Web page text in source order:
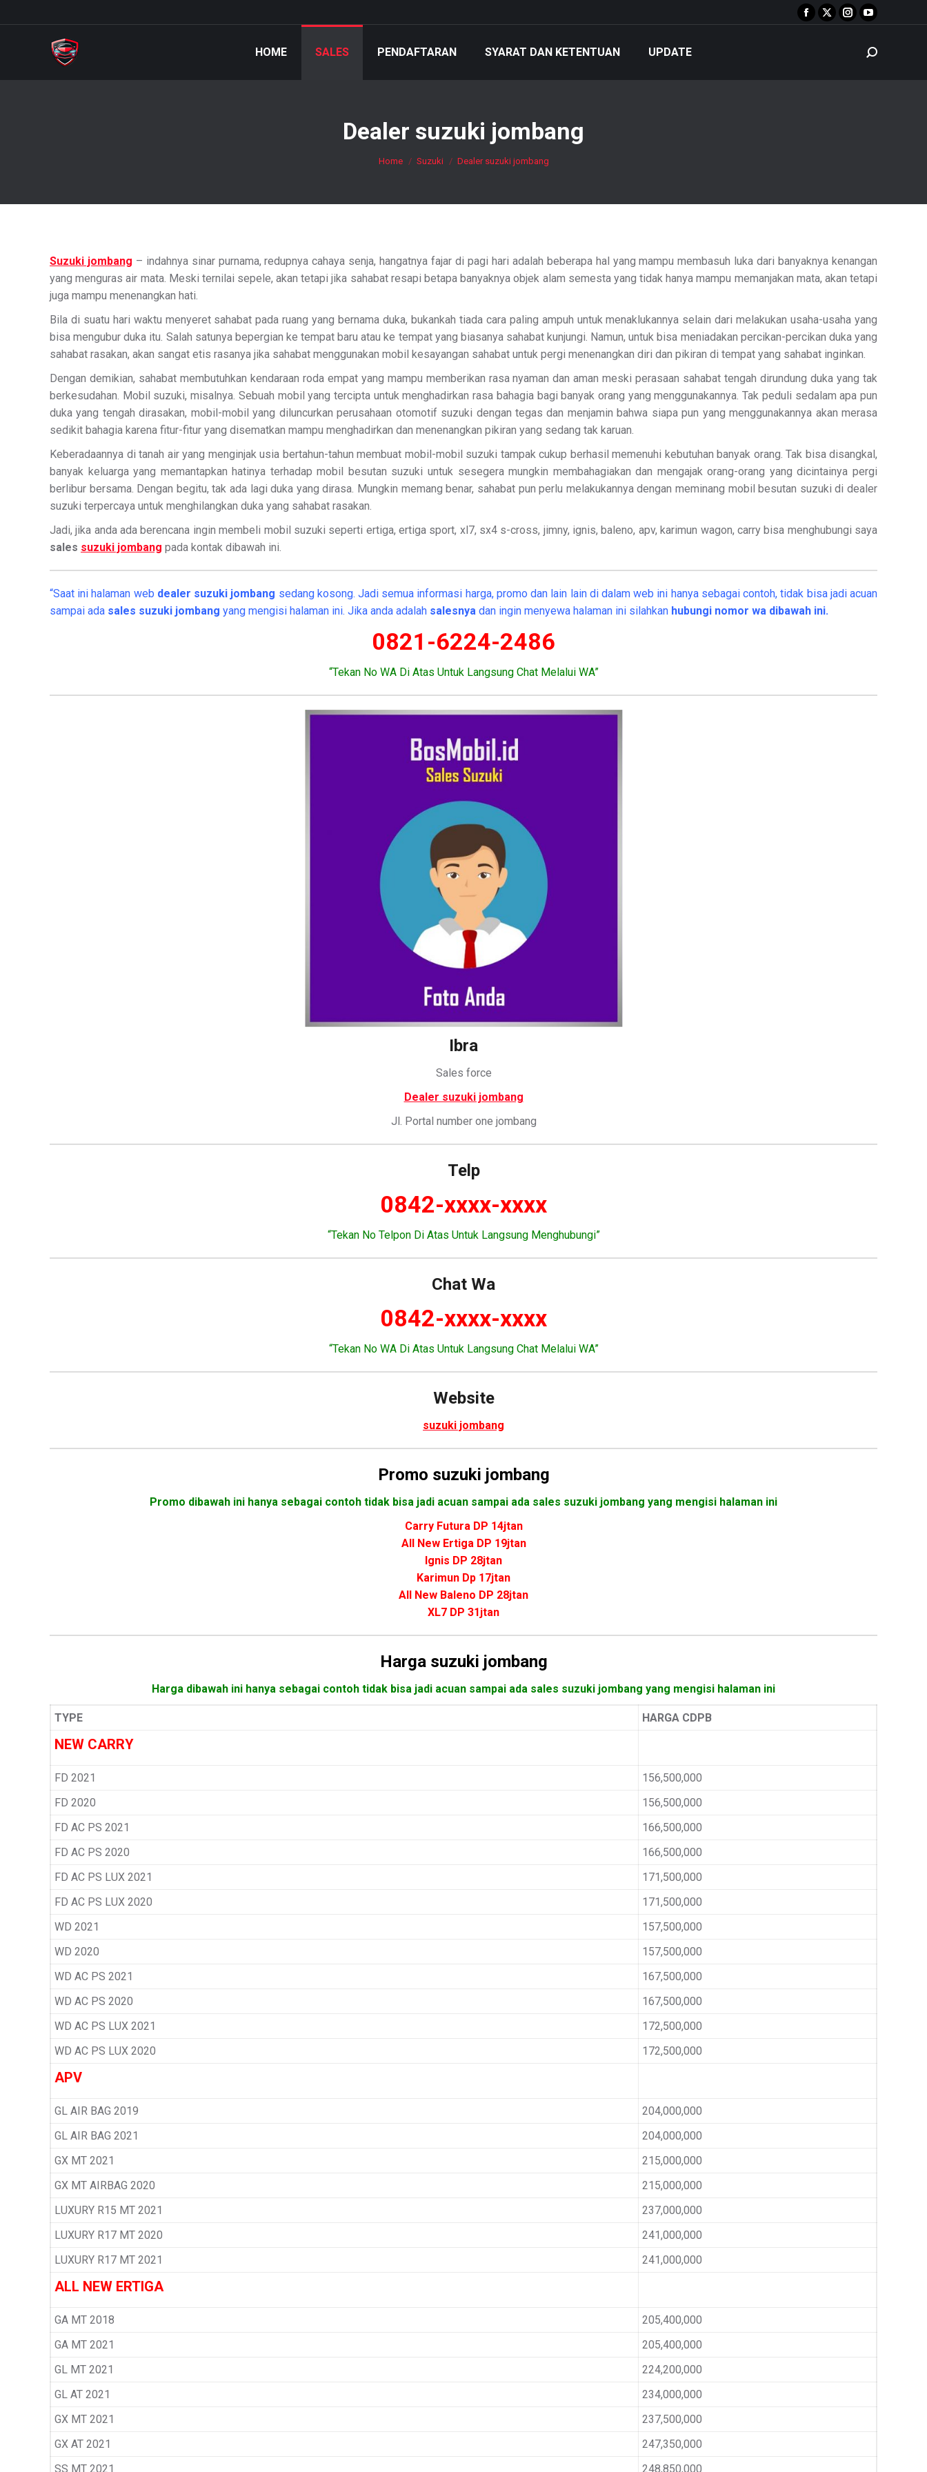
Facebook
X
Instagram
opens
YouTube
opens
HOME SALES PENDAFTARAN SYARAT DAN KETENTUAN UPDATE Search:
Dealer suzuki jombang
You are here:
Home Suzuki Dealer suzuki jombang
Suzuki jombang – indahnya sinar purnama, redupnya cahaya senja, hangatnya fajar di pagi hari adalah beberapa hal yang mampu membasuh luka dari banyaknya kenangan
yang menguras air mata. Meski ternilai sepele, akan tetapi jika sahabat resapi betapa banyaknya objek alam semesta yang tidak hanya mampu memanjakan mata, akan tetapi
juga mampu menenangkan hati.
Bila di suatu hari waktu menyeret sahabat pada ruang yang bernama duka, bukankah tiada cara paling ampuh untuk menaklukannya selain dari melakukan usaha-usaha yang
bisa mengubur duka itu. Salah satunya bepergian ke tempat baru atau ke tempat yang biasanya sahabat kunjungi. Namun, untuk bisa meniadakan percikan-percikan duka yang
sahabat rasakan, akan sangat etis rasanya jika sahabat menggunakan mobil kesayangan sahabat untuk pergi menenangkan diri dan pikiran di tempat yang sahabat inginkan.
Dengan demikian, sahabat membutuhkan kendaraan roda empat yang mampu memberikan rasa nyaman dan aman meski perasaan sahabat tengah dirundung duka yang tak
berkesudahan. Mobil suzuki, misalnya. Sebuah mobil yang tercipta untuk menghadirkan rasa bahagia bagi banyak orang yang menggunakannya. Tak peduli sedalam apa pun
duka yang tengah dirasakan, mobil-mobil yang diluncurkan perusahaan otomotif suzuki dengan tegas dan menjamin bahwa siapa pun yang menggunakannya akan merasa
sedikit bahagia karena fitur-fitur yang disematkan mampu menghadirkan dan menenangkan pikiran yang sedang tak karuan.
Keberadaannya di tanah air yang menginjak usia bertahun-tahun membuat mobil-mobil suzuki tampak cukup berhasil memenuhi kebutuhan banyak orang. Tak bisa disangkal,
banyak keluarga yang memantapkan hatinya terhadap mobil besutan suzuki untuk sesegera mungkin membahagiakan dan mengajak orang-orang yang dicintainya pergi
berlibur bersama. Dengan begitu, tak ada lagi duka yang dirasa. Mungkin memang benar, sahabat pun perlu melakukannya dengan meminang mobil besutan suzuki di dealer
suzuki terpercaya untuk menghilangkan duka yang sahabat rasakan.
Jadi, jika anda ada berencana ingin membeli mobil suzuki seperti ertiga, ertiga sport, xl7, sx4 s-cross, jimny, ignis, baleno, apv, karimun wagon, carry bisa menghubungi saya
sales suzuki jombang pada kontak dibawah ini.
“Saat ini halaman web dealer suzuki jombang sedang kosong. Jadi semua informasi harga, promo dan lain lain di dalam web ini hanya sebagai contoh, tidak bisa jadi acuan
sampai ada sales suzuki jombang yang mengisi halaman ini. Jika anda adalah salesnya dan ingin menyewa halaman ini silahkan hubungi nomor wa dibawah ini.
0821-6224-2486
“Tekan No WA Di Atas Untuk Langsung Chat Melalui WA”
Ibra
Sales force
Dealer suzuki jombang
Jl. Portal number one jombang
Telp
0842-xxxx-xxxx
“Tekan No Telpon Di Atas Untuk Langsung Menghubungi”
Chat Wa
0842-xxxx-xxxx
“Tekan No WA Di Atas Untuk Langsung Chat Melalui WA”
Website
suzuki jombang
Promo suzuki jombang
Promo dibawah ini hanya sebagai contoh tidak bisa jadi acuan sampai ada sales suzuki jombang yang mengisi halaman ini
Carry Futura DP 14jtan
All New Ertiga DP 19jtan
Ignis DP 28jtan
Karimun Dp 17jtan
All New Baleno DP 28jtan
XL7 DP 31jtan
Harga suzuki jombang
Harga dibawah ini hanya sebagai contoh tidak bisa jadi acuan sampai ada sales suzuki jombang yang mengisi halaman ini
TYPE HARGA CDPB
NEW CARRY
FD 2021
156,500,000
FD 2020
156,500,000
FD AC PS 2021
166,500,000
FD AC PS 2020
166,500,000
FD AC PS LUX 2021
171,500,000
FD AC PS LUX 2020
171,500,000
WD 2021
157,500,000
WD 2020
157,500,000
WD AC PS 2021
167,500,000
WD AC PS 2020
167,500,000
WD AC PS LUX 2021
172,500,000
WD AC PS LUX 2020
172,500,000
APV
GL AIR BAG 2019
204,000,000
GL AIR BAG 2021
204,000,000
GX MT 2021
215,000,000
GX MT AIRBAG 2020
215,000,000
LUXURY R15 MT 2021
237,000,000
LUXURY R17 MT 2020
241,000,000
LUXURY R17 MT 2021
241,000,000
ALL NEW ERTIGA
GA MT 2018
205,400,000
GA MT 2021
205,400,000
GL MT 2021
224,200,000
GL AT 2021
234,000,000
GX MT 2021
237,500,000
GX AT 2021
247,350,000
SS MT 2021
248,850,000